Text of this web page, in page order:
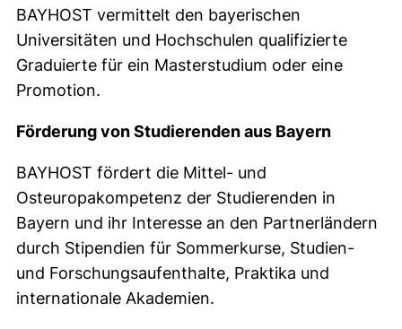
BAYHOST vermittelt den bayerischen
Universitäten und Hochschulen qualifizierte
Graduierte für ein Masterstudium oder eine
Promotion.
Förderung von Studierenden aus Bayern
BAYHOST fördert die Mittel- und
Osteuropakompetenz der Studierenden in
Bayern und ihr Interesse an den Partnerländern
durch Stipendien für Sommerkurse, Studien-
und Forschungsaufenthalte, Praktika und
internationale Akademien.